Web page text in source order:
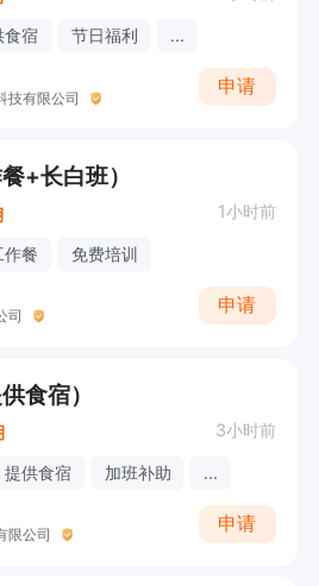
食宿 节日福利 ...
技有限公司
申请
+长白班）
1小时前
作餐 免费培训
司
申请
食宿）
3小时前
提供食宿 加班补助 ...
限公司
申请